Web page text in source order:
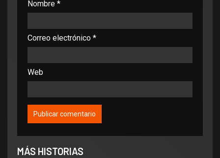
Nombre *
Correo electrónico *
Web
MÁS HISTORIAS